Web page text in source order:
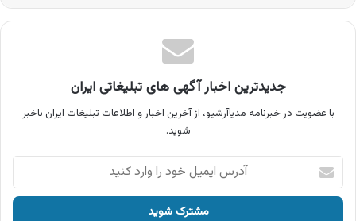
جدیدترین اخبار آگهی های تبلیغاتی ایران
با عضویت در خبرنامه مدیاآرشیو، از آخرین اخبار و اطلاعات تبلیغات ایران باخبر
شوید.
آدرس
ایمیل
خود